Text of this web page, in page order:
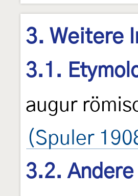
3. Weitere
3.1.
augur
(Spuler
3.2.